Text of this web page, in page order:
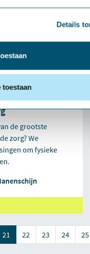
Details
toestaan
de grootste
zorg? We
om fysieke
21 (current)
22 23 24 25